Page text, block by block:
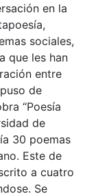
en la
sociales,
que les han
entre
de
“Poesía
de
30 poemas
Este de
a cuatro
Se